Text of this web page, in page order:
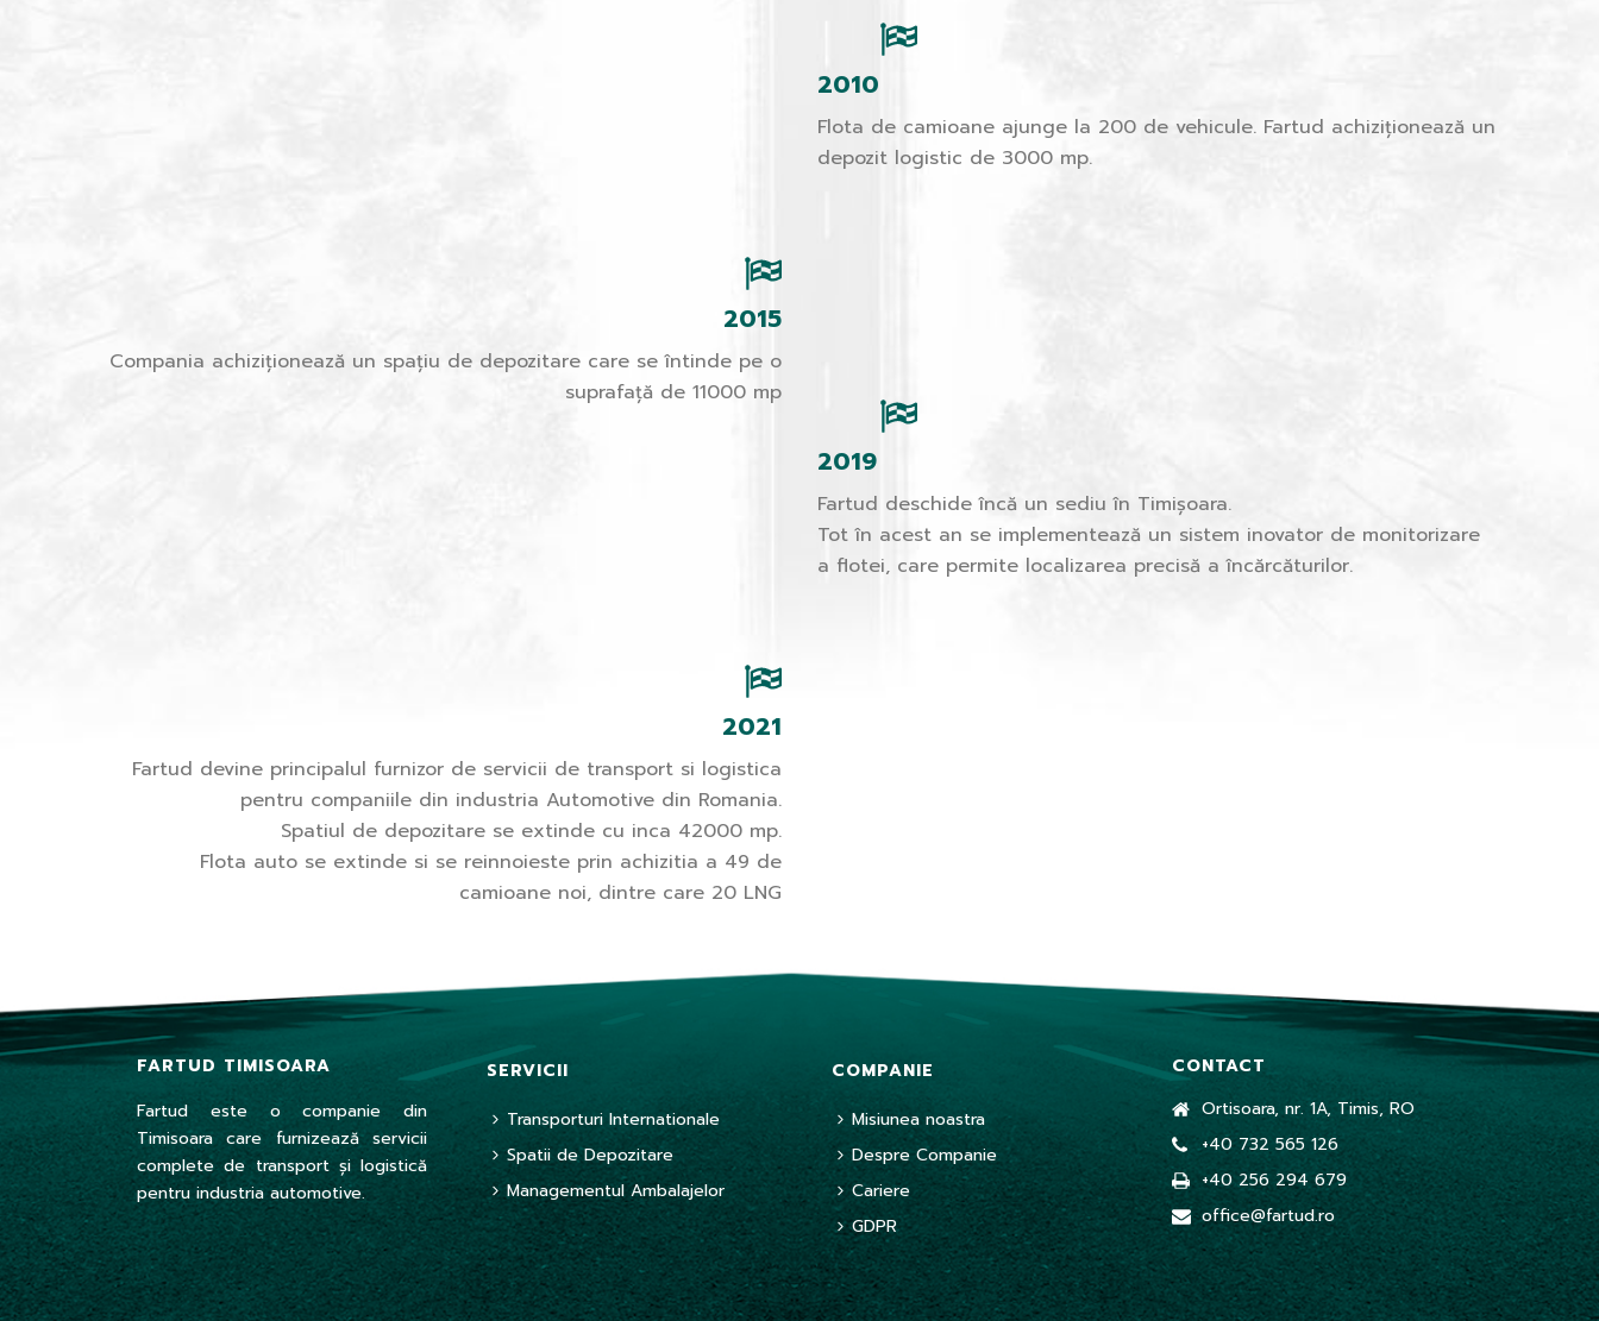
2010
Flota de camioane ajunge la 200 de vehicule. Fartud achiziționează un
depozit logistic de 3000 mp.
2015
Compania achiziționează un spațiu de depozitare care se întinde pe o
suprafață de 11000 mp
2019
Fartud deschide încă un sediu în Timișoara.
Tot în acest an se implementează un sistem inovator de monitorizare
a flotei, care permite localizarea precisă a încărcăturilor.
2021
Fartud devine principalul furnizor de servicii de transport si logistica
pentru companiile din industria Automotive din Romania.
Spatiul de depozitare se extinde cu inca 42000 mp.
Flota auto se extinde si se reinnoieste prin achizitia a 49 de
camioane noi, dintre care 20 LNG
FARTUD TIMISOARA
Fartud este o companie din
Timisoara care furnizează servicii
complete de transport și logistică
pentru industria automotive.
SERVICII
Transporturi Internationale
Spatii de Depozitare
Managementul Ambalajelor
COMPANIE
Misiunea noastra
Despre Companie
Cariere
GDPR
CONTACT
Ortisoara, nr. 1A, Timis, RO
+40 732 565 126
+40 256 294 679
office@fartud.ro